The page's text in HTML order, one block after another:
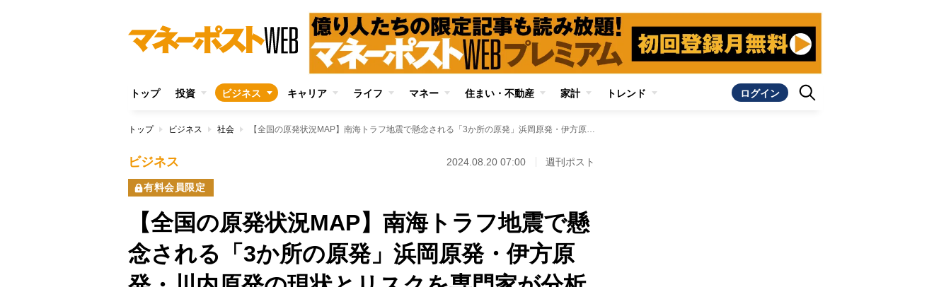
トップ 投資 ビジネス キャリア ライフ マネー 住まい・不動産 家計 トレンド ログイン
トップ ビジネス 社会 【全国の原発状況MAP】南海トラフ地震で懸念される「3か所の原発」浜岡原発・伊方原発・川内原発の現状とリスクを専門家が分析
ビジネス 2024.08.20 07:00 週刊ポスト
有料会員限定
【全国の原発状況MAP】南海トラフ地震で懸
念される「3か所の原発」浜岡原発・伊方原